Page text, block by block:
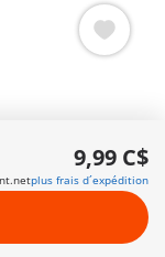
avec Express
9,99 C$
plus frais d´expédition